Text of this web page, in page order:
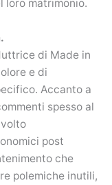
loro matrimonio.
di Made in
e di
Accanto a
spesso al
post
che
polemiche inutili,